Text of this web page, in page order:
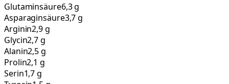
Glutaminsäure6,3 g
Asparaginsäure3,7 g
Arginin2,9 g
Glycin2,7 g
Alanin2,5 g
Prolin2,1 g
Serin1,7 g